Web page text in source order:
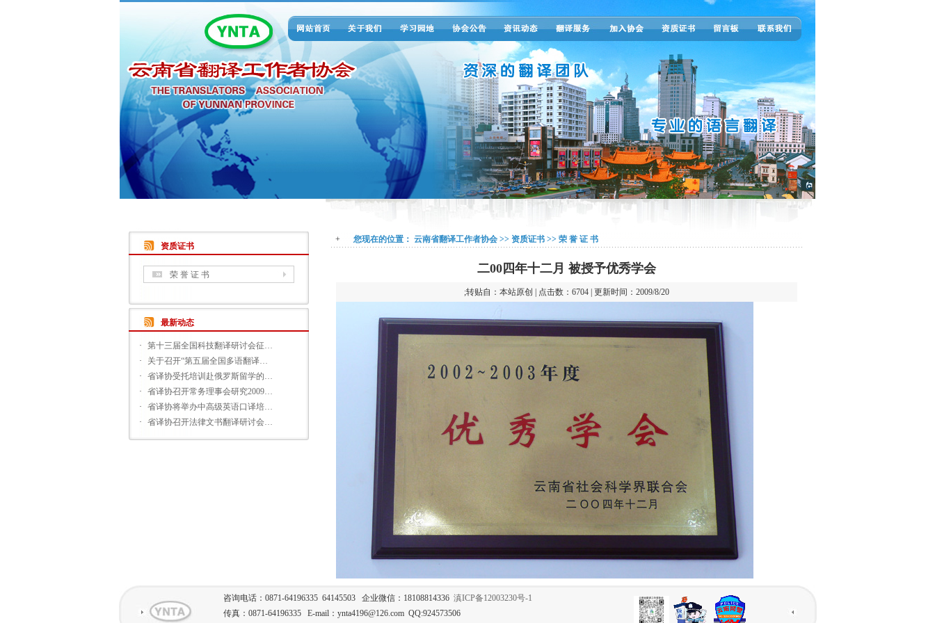
资质证书
荣 誉 证 书
最新动态
·
第十三届全国科技翻译研讨会征…
·
关于召开“第五届全国多语翻译…
·
省译协受托培训赴俄罗斯留学的…
·
省译协召开常务理事会研究2009…
·
省译协将举办中高级英语口译培…
·
省译协召开法律文书翻译研讨会…
+ 您现在的位置： 云南省翻译工作者协会>> 资质证书>> 荣 誉 证 书
二00四年十二月 被授予优秀学会
;转贴自：本站原创 | 点击数：6704 | 更新时间：2009/8/20
咨询电话：0871-64196335 64145503 企业微信：18108814336 滇ICP备12003230号-1
传真：0871-64196335 E-mail：ynta4196@126.com QQ:924573506